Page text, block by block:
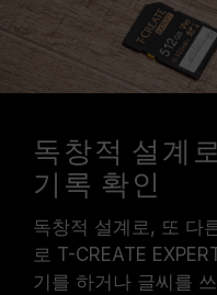
독창적 설계
기록 확인
독창적 설계로, 또 다
로 T-CREATE
기를 하거나 글씨를